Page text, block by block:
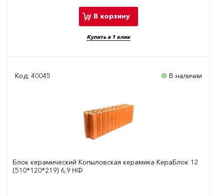
В корзину
Купить в 1 клик
Код: 40045 В наличии
Блок керамический Копыловская керамика КераБлок 12
(510*120*219) 6,9 НФ